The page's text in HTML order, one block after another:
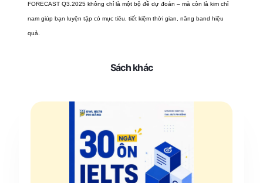
FORECAST Q3.2025 không chỉ là một bộ đề dự đoán – mà còn là kim chỉ
nam giúp bạn luyện tập có mục tiêu , tiết kiệm thời gian, nâng band hiệu
quả.
Sách khác